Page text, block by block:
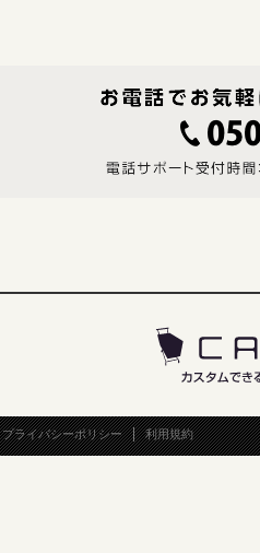
プライバシーポリシー 利用規約